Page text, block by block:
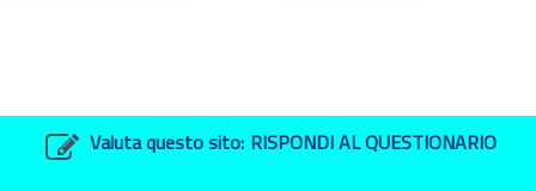
Valuta questo sito: RISPONDI AL QUESTIONARIO